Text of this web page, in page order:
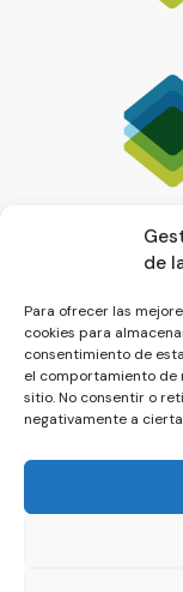
de
Para ofrecer las
cookies para
consentimiento de
el comportamiento de
sitio. No consentir o
negativamente a
© La Servilleta - El